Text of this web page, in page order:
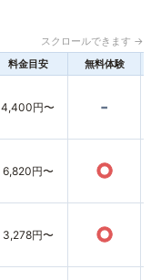
スクロールできます →
料金目安 無料体験
4,400円〜 -
6,820円〜 ○
3,278円〜 ○